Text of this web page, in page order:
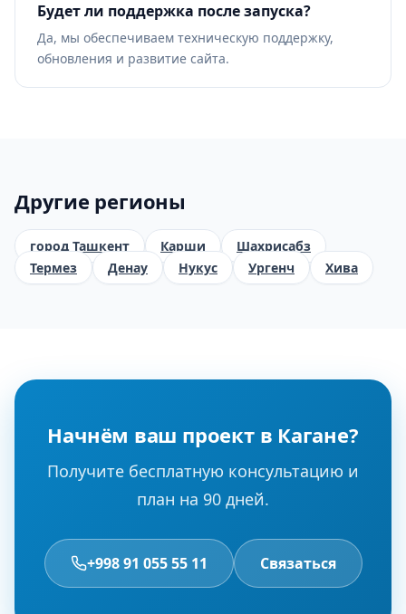
Будет ли поддержка после запуска?
Да, мы обеспечиваем техническую поддержку,
обновления и развитие сайта.
Другие регионы
город Ташкент Карши
Шахрисабз
Термез
Денау Нукус Ургенч Хива
Начнём ваш проект в Кагане?
Получите бесплатную консультацию и
план на 90 дней.
+998 91 055 55 11 Связаться